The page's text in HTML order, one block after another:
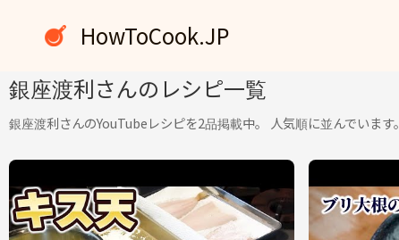
ス
キ
ッ
HowToCook.JP
銀座渡利さんのレシピ一覧
銀座渡利さんのYouTubeレシピを2品掲載中。 人気順に並んでいます。